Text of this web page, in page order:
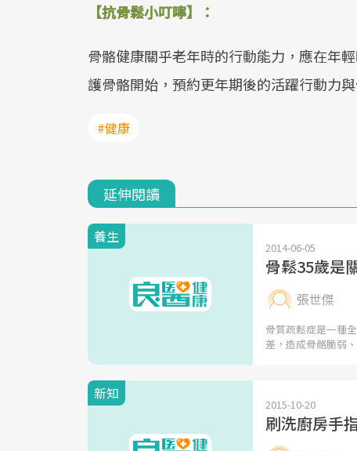
【抗骨鬆小叮嚀】：
骨骼健康關乎老年時的行動能力，應在年
護骨骼開始，預約更年期後的活躍行動力與
#健康
延伸閱讀
養生
2014-06-05
骨鬆35歲是
張世傑
骨質疏鬆症是一種
差，造成骨骼脆弱
新知
2015-10-20
刷洗廚房手